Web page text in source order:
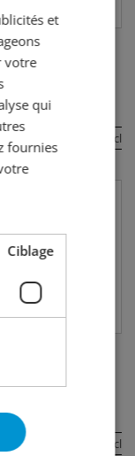
Tom Gin
50 cl
Gin
70 cl
et
votre
qui
fournies
Ciblage